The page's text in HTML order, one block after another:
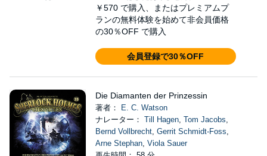
￥570 で購入、またはプレミアムプ
ランの無料体験を始めて非会員価格
の30％OFF で購入
会員登録で30％OFF
Die Diamanten der Prinzessin
著者：
E. C. Watson
ナレーター： Till Hagen, Tom Jacobs,
Bernd Vollbrecht, Gerrit Schmidt-Foss,
Arne Stephan, Viola Sauer